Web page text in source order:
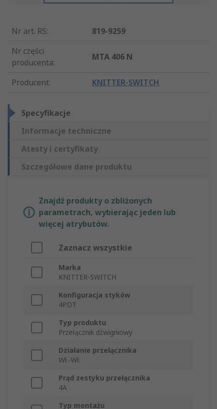
Nr art. RS:
819-9259
Nr części
producenta:
MTA 406 N
Producent: KNITTER-SWITCH
Specyfikacje
Informacje techniczne
Atesty i certyfikaty
Szczegółowe dane produktu
Znajdź produkty o zbliżonych
parametrach, wybierając jeden lub
więcej atrybutów.
Zaznacz wszystkie
Marka
KNITTER-SWITCH
Konfiguracja styków
4PDT
Typ produktu
Przełącznik dźwigniowy
Działanie przełącznika
Wł.-Wł.
Prąd zestyku przełącznika
4A
Typ montażu